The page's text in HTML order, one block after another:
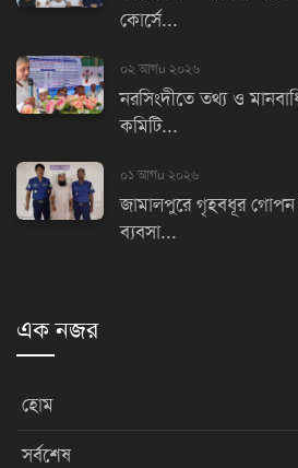
কোর্সে...
০২ আগu ২০২৬
নরসিংদীতে তথ্য ও
কমিটি...
০১ আগu ২০২৬
জামালপুরে গৃহবধূর গোপন
ব্যবসা...
এক নজর
হোম
সর্বশেষ